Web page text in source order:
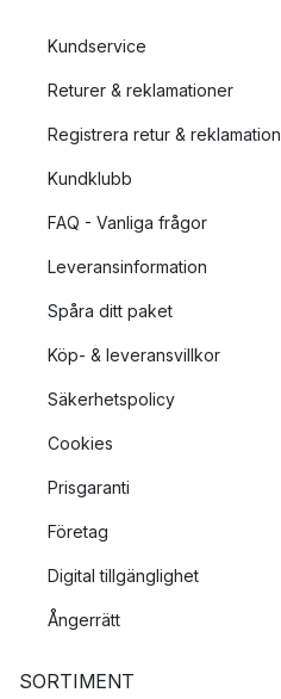
Kundservice
Returer & reklamationer
Registrera retur & reklamation
Kundklubb
FAQ - Vanliga frågor
Leveransinformation
Spåra ditt paket
Köp- & leveransvillkor
Säkerhetspolicy
Cookies
Prisgaranti
Företag
Digital tillgänglighet
Ångerrätt
SORTIMENT